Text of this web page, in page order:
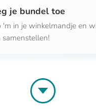
je bundel toe
'm in je winkelmandje en
samenstellen!